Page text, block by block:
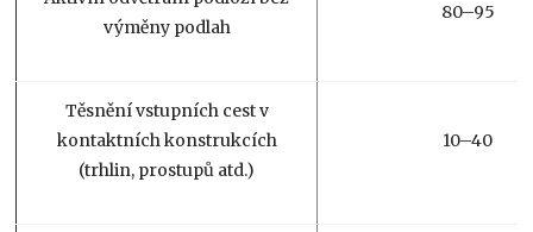
výměny podlah
80–95
Těsnění vstupních cest v
kontaktních konstrukcích
(trhlin, prostupů atd.)
10–40